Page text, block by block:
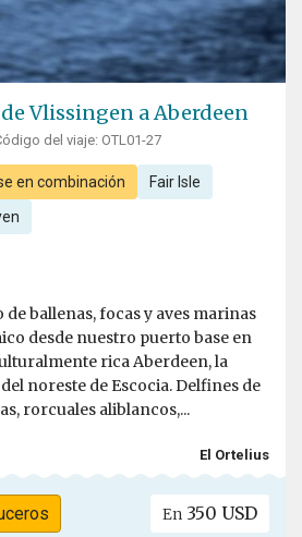
Vlissingen a Aberdeen
del viaje: OTL01-27
en combinación Fair Isle
ballenas, focas y aves marinas
desde nuestro puerto base en
rica Aberdeen, la
noreste de Escocia. Delfines de
rorcuales aliblancos,...
El Ortelius
En 350 USD